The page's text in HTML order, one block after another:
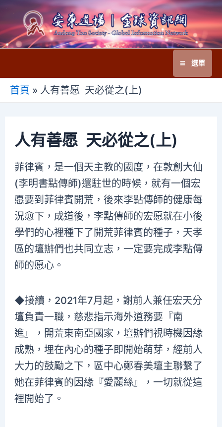
至
主
Main
選單
首頁 » 人有善愿 天必從之(上)
人有善愿 天必從之(上)
菲律賓，是一個天主教的國度，在敦創大仙
(李明書點傳師)還駐世的時候，就有一個宏
愿要到菲律賓開荒，後來李點傳師的健康每
況愈下，成道後，李點傳師的宏愿就在小後
學們的心裡種下了開荒菲律賓的種子，天孝
區的壇辦們也共同立志，一定要完成李點傳
師的愿心。
◆接續，2021年7月起，謝前人兼任宏天分
壇負責一職，慈悲指示海外道務要『南
進』，開荒東南亞國家，壇辦們視時機因緣
成熟，埋在內心的種子即開始萌芽，經前人
大力的鼓勵之下，區中心鄭春美壇主聯繫了
她在菲律賓的因緣『愛麗絲』，一切就從這
裡開始了。